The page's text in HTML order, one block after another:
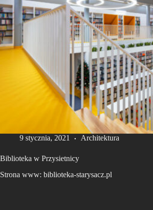
9 stycznia, 2021 Architektura
Biblioteka w Przysietnicy
Strona www: biblioteka-starysacz.pl